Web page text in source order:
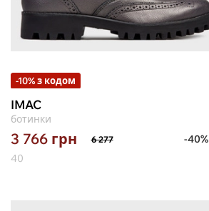
-10% з кодом
IMAC
ботинки
3 766 грн 6 277
-40%
40